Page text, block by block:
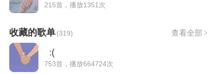
215首，播放1351次
收藏的歌单(319) 查看全部
:(
753首，播放664724次